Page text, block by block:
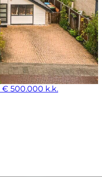
€ 500.000 k.k.